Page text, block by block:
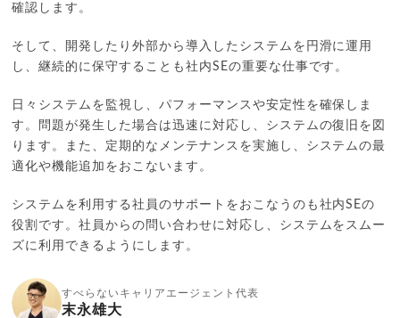
確認します。
そして、開発したり外部から導入したシステムを円滑に運用
し、継続的に保守することも社内SEの重要な仕事です。
日々システムを監視し、パフォーマンスや安定性を確保しま
す。問題が発生した場合は迅速に対応し、システムの復旧を図
ります。また、定期的なメンテナンスを実施し、システムの最
適化や機能追加をおこないます。
システムを利用する社員のサポートをおこなうのも社内SEの
役割です。社員からの問い合わせに対応し、システムをスムー
ズに利用できるようにします。
すべらないキャリアエージェント代表
末永雄大